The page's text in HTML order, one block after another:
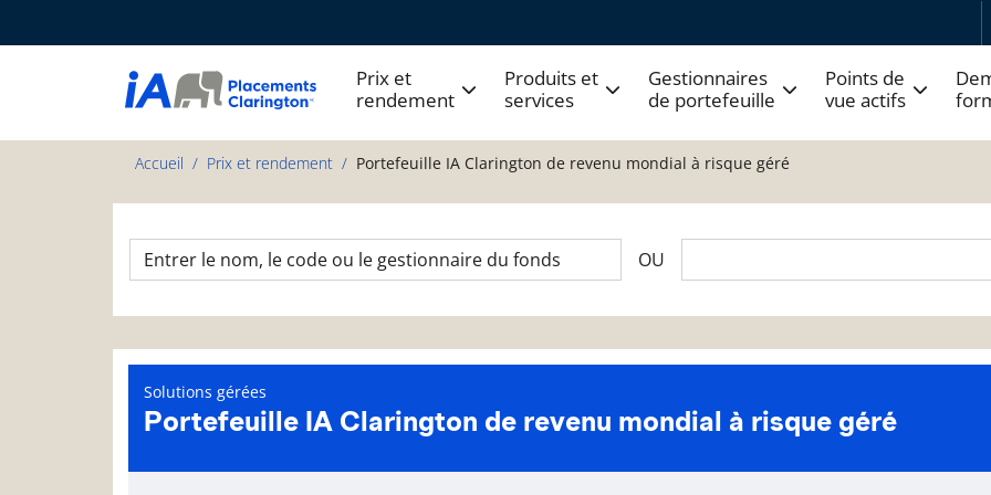
Prix et
rendement
Produits et
services
Gestionnaires
de portefeuille
Points de
vue actifs
Accueil Prix et rendement Portefeuille IA Clarington de revenu mondial à risque géré
OU
Solutions gérées
Portefeuille IA Clarington de revenu mondial à risque géré